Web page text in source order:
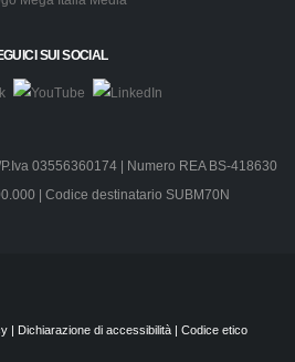
SUI SOCIAL
P.Iva 03556360174 | Numero REA BS-
500.000 | Codice destinatario SUBM70N
| Dichiarazione di accessibilità |Codice etico